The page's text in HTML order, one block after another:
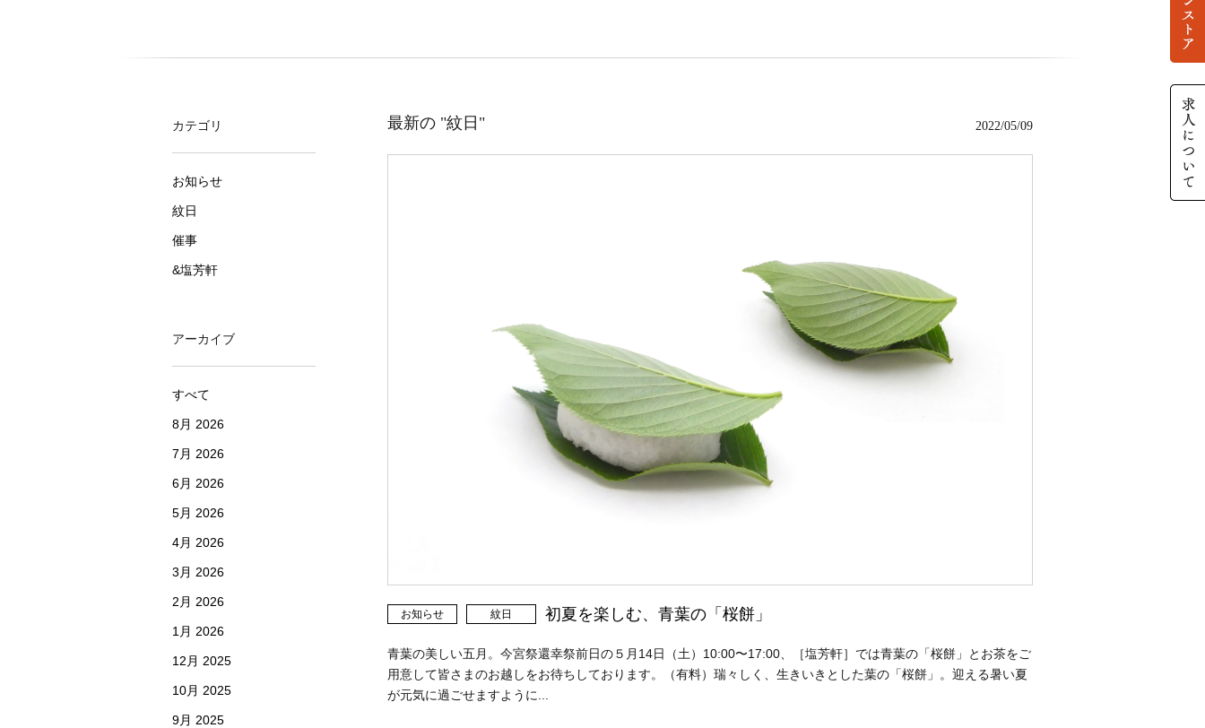
最新の "紋日" 2022/05/09
お知らせ 紋日 初夏を楽しむ、青葉の「桜餅」
青葉の美しい五月。今宮祭還幸祭前日の５月14日（土）10:00〜17:00、［塩芳軒］では青葉の「桜餅」とお茶をご
用意して皆さまのお越しをお待ちしております。（有料）瑞々しく、生きいきとした葉の「桜餅」。迎える暑い夏
が元気に過ごせますように...
カテゴリ
お知らせ
紋日
催事
&塩芳軒
アーカイブ
すべて
8月 2026
7月 2026
6月 2026
5月 2026
4月 2026
3月 2026
2月 2026
1月 2026
12月 2025
10月 2025
9月 2025